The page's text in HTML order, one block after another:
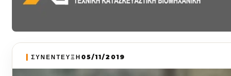
ΣΥΝΕΝΤΕΥΞΗ 05/11/2019